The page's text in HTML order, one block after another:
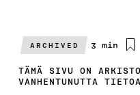
ARCHIVED
Arvioitu
3 min
TÄMÄ SIVU ON
VANHENTUNUTTA TIETOA